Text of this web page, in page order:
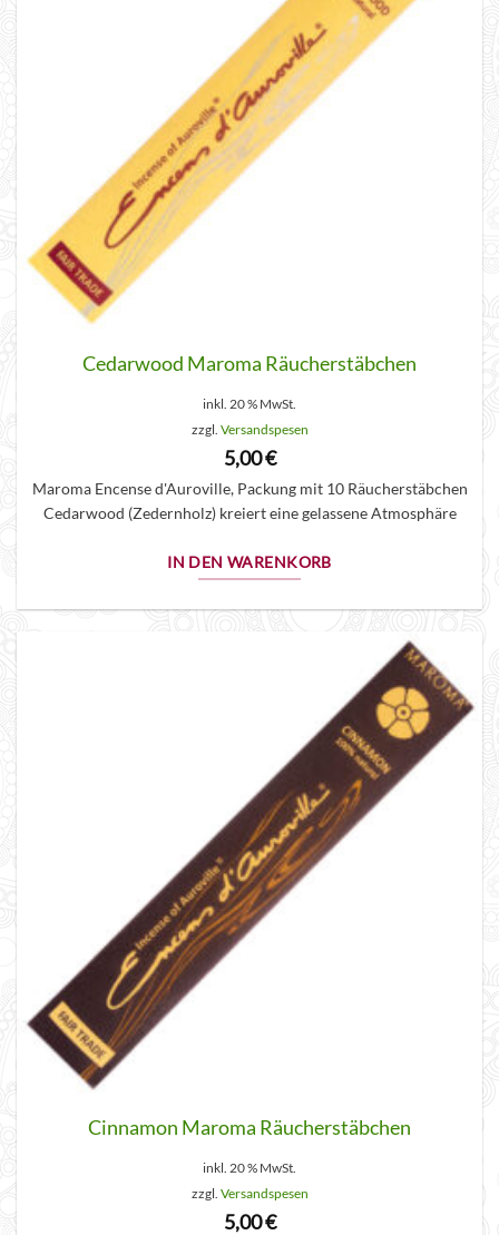
Cedarwood Maroma Räucherstäbchen
inkl. 20 % MwSt.
zzgl. Versandspesen
5,00€
Maroma Encense d'Auroville, Packung mit 10 Räucherstäbchen
Cedarwood (Zedernholz) kreiert eine gelassene Atmosphäre
IN DEN WARENKORB
Cinnamon Maroma Räucherstäbchen
inkl. 20 % MwSt.
zzgl. Versandspesen
5,00€